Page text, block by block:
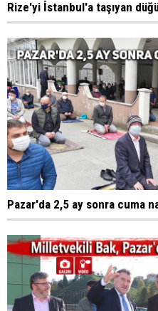
Rize'yi İstanbul'a taşıyan
Pazar'da 2,5 ay sonra cuma